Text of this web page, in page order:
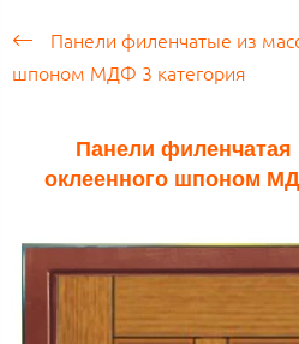
Панели филенчатые из
шпоном МДФ 3 категория
Панели филенчатая
оклеенного шпоном